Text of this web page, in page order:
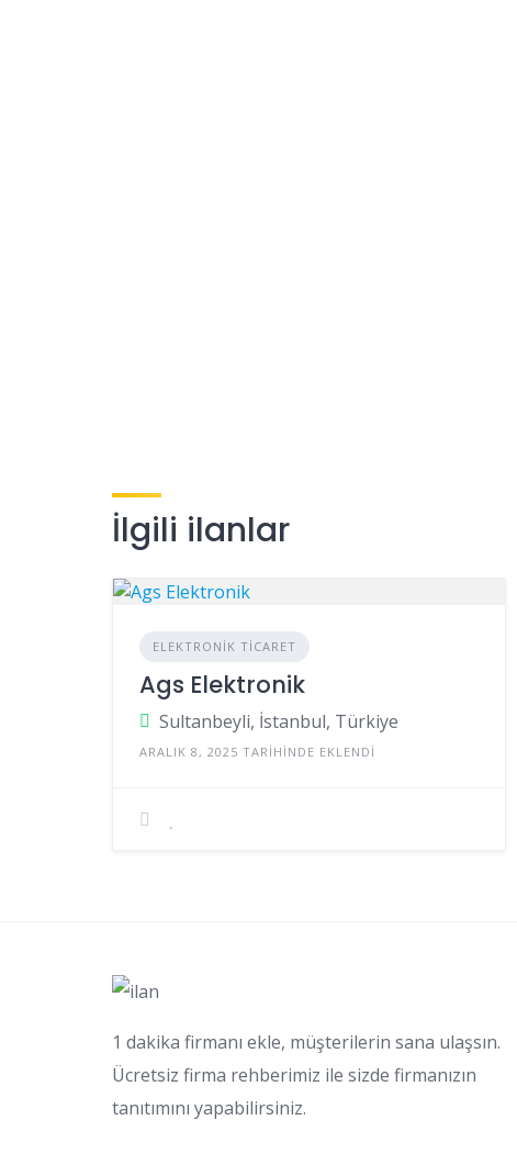
İlgili ilanlar
ELEKTRONIK TICARET
Ags Elektronik
Sultanbeyli, İstanbul, Türkiye
ARALIK 8, 2025 TARIHINDE EKLENDI
1 dakika firmanı ekle, müşterilerin sana ulaşsın.
Ücretsiz firma rehberimiz ile sizde firmanızın
tanıtımını yapabilirsiniz.